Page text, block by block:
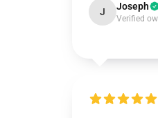
J Joseph
Verified